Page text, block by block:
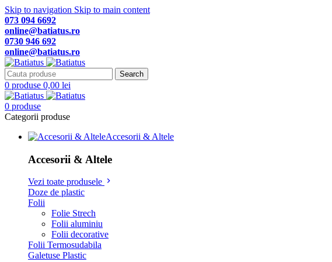
Skip to navigation Skip to main content
073 094 6692
online@batiatus.ro
0730 946 692
online@batiatus.ro
Search
0 produse 0,00 lei
0 produse
Categorii produse
Accesorii & Altele
Accesorii & Altele
Vezi toate produsele
Doze de plastic
Folii
Folie Strech
Folii aluminiu
Folii decorative
Folii Termosudabila
Galetuse Plastic